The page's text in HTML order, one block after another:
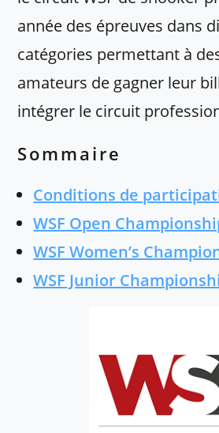
année des épreuves dans
catégories permettant à
amateurs de gagner leur
intégrer le circuit
Sommaire
Conditions de
WSF Open
WSF Women’s
WSF Junior